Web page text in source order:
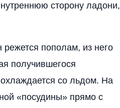
сторону ладони,
пополам, из него
получившегося
со льдом. На
«посудины» прямо с